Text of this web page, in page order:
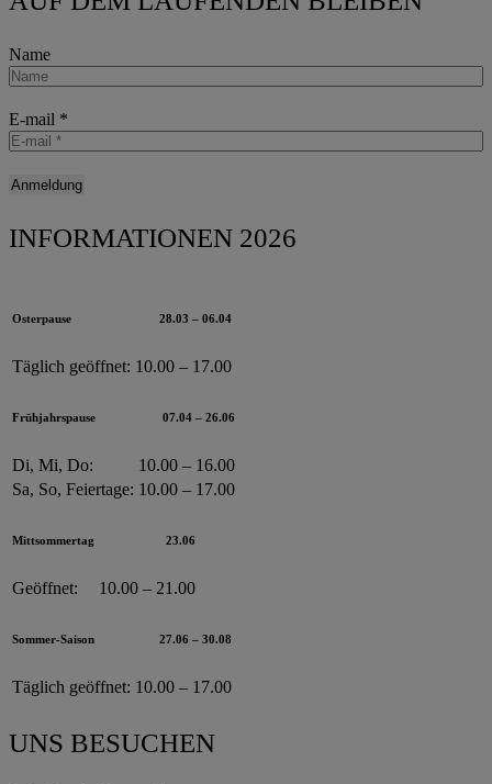
Name
E-mail *
INFORMATIONEN 2026
Osterpause 28.03 – 06.04
Täglich geöffnet: 10.00 – 17.00
Frühjahrspause 07.04 – 26.06
Di, Mi, Do:
10.00 – 16.00
Sa, So, Feiertage: 10.00 – 17.00
Mittsommertag 23.06
Geöffnet: 10.00 – 21.00
Sommer-Saison 27.06 – 30.08
Täglich geöffnet: 10.00 – 17.00
UNS BESUCHEN